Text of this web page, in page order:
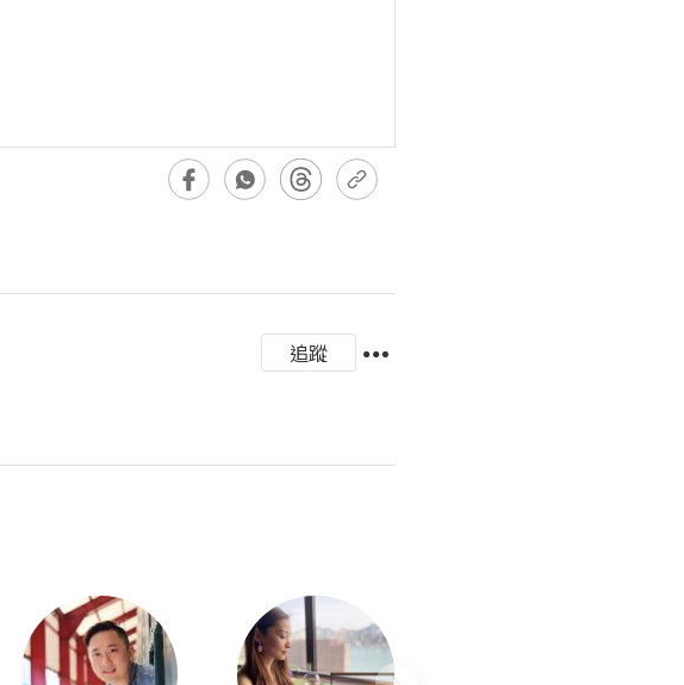
追蹤